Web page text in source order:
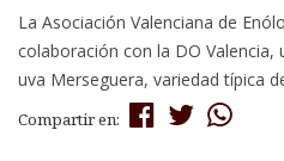
La Asociación Valenciana de
colaboración con la DO
uva Merseguera, variedad típica
Compartir en: